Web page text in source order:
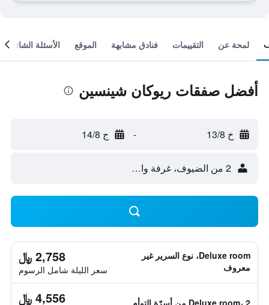
لمحة عن التقييمات فنادق مشابهة الموقع الأسئلة الشائعة
أفضل صفقات ريوكان شينسين
خ 13/8 - ج 14/8
2 من الضيوف، غرفة واحدة
Deluxe room، نوع السرير غير
معروف
2,758 ﷼
سعر الليلة شامل الرسوم
Deluxe room، 2 من أسرّة التوأم 4,556 ﷼